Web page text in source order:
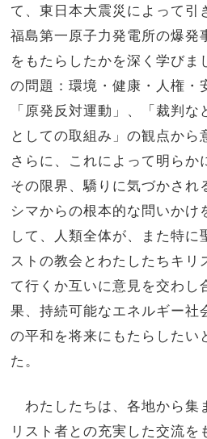
て、東日本大震災によって引
福島第一原子力発電所の爆発
をもたらしたかを深く学びま
の問題：環境・健康・人権・
「原発反対運動」、「裁判
としての取組み」の観点から
さらに、これによって明らか
その限界、驕りに気づかされ
シマからの根本的な問いかけ
して、人類全体が、また特に
ストの教会とわたしたちキリ
て行くか互いに意見を交わし
果、持続可能なエネルギー社
の平和を将来にもたらしたい
た。
わたしたちは、各地から集
リスト者との充実した交流を